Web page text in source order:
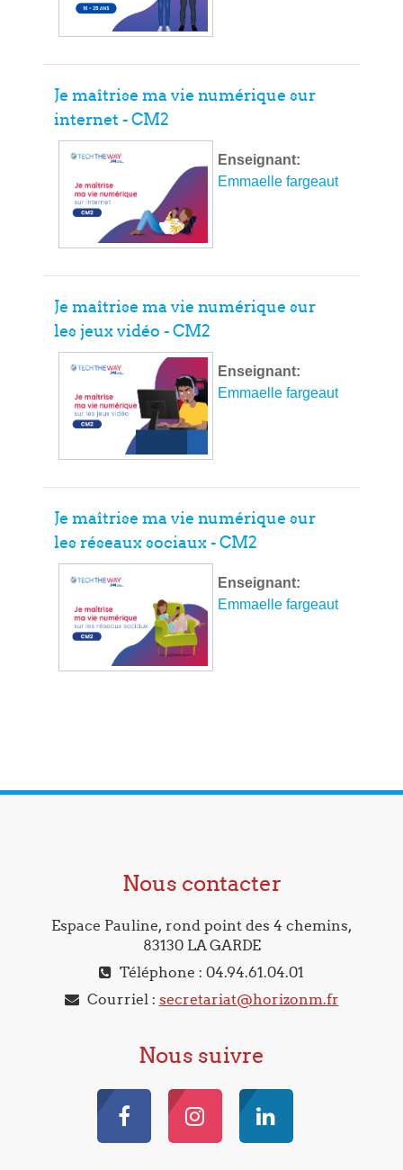
Je maîtrise ma vie numérique sur
internet - CM2
Enseignant:
Emmaelle fargeaut
Je maîtrise ma vie numérique sur
les jeux vidéo - CM2
Enseignant:
Emmaelle fargeaut
Je maîtrise ma vie numérique sur
les réseaux sociaux - CM2
Enseignant:
Emmaelle fargeaut
Nous contacter
Espace Pauline, rond point des 4 chemins,
83130 LA GARDE
Téléphone : 04.94.61.04.01
Courriel : secretariat@horizonm.fr
Nous suivre